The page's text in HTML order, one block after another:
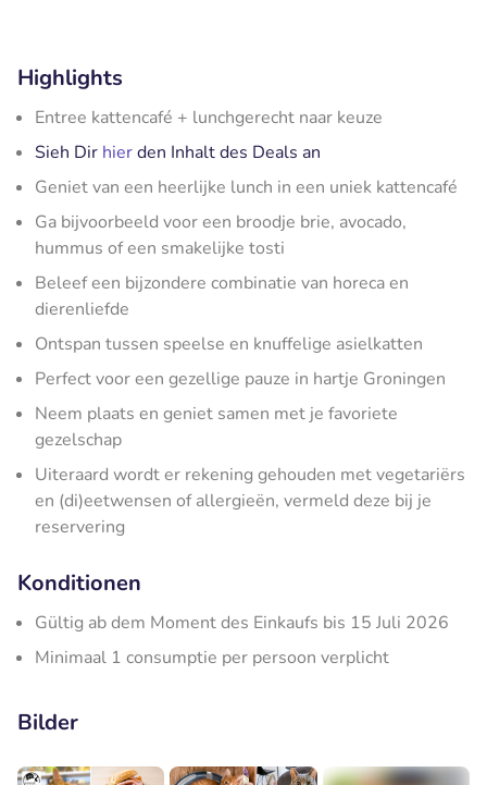
Highlights
Entree kattencafé + lunchgerecht naar keuze
Sieh Dir hierden Inhalt des Deals an
Geniet van een heerlijke lunch in een uniek kattencafé
Ga bijvoorbeeld voor een broodje brie, avocado,
hummus of een smakelijke tosti
Beleef een bijzondere combinatie van horeca en
dierenliefde
Ontspan tussen speelse en knuffelige asielkatten
Perfect voor een gezellige pauze in hartje Groningen
Neem plaats en geniet samen met je favoriete
gezelschap
Uiteraard wordt er rekening gehouden met vegetariërs
en (di)eetwensen of allergieën, vermeld deze bij je
reservering
Konditionen
Gültig ab dem Moment des Einkaufs bis 15 Juli 2026
Minimaal 1 consumptie per persoon verplicht
Bilder